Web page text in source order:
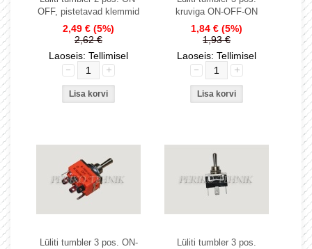
OFF, pistetavad klemmid
2,49 € (5%)
2,62 €
Laoseis: Tellimisel
kruviga ON-OFF-ON
1,84 € (5%)
1,93 €
Laoseis: Tellimisel
Lüliti tumbler 3 pos. ON-
Lüliti tumbler 3 pos.